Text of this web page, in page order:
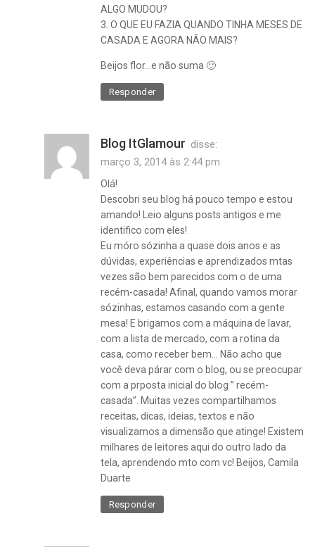
ALGO MUDOU?
3. O QUE EU FAZIA QUANDO TINHA MESES DE
CASADA E AGORA NÃO MAIS?
Beijos flor…e não suma 🙂
Responder
Blog ItGlamour disse:
março 3, 2014 às 2:44 pm
Olá!
Descobri seu blog há pouco tempo e estou
amando! Leio alguns posts antigos e me
identifico com eles!
Eu móro sózinha a quase dois anos e as
dúvidas, experiências e aprendizados mtas
vezes são bem parecidos com o de uma
recém-casada! Afinal, quando vamos morar
sózinhas, estamos casando com a gente
mesa! E brigamos com a máquina de lavar,
com a lista de mercado, com a rotina da
casa, como receber bem… Não acho que
você deva párar com o blog, ou se preocupar
com a prposta inicial do blog ” recém-
casada”. Muitas vezes compartilhamos
receitas, dicas, ideias, textos e não
visualizamos a dimensão que atinge! Existem
milhares de leitores aqui do outro lado da
tela, aprendendo mto com vc! Beijos, Camila
Duarte
Responder